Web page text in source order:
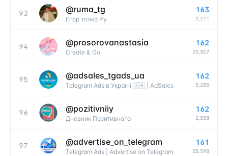
93 @ruma_tg
Егор точка Ру
163
2,211
94 @prosorovanastasia
Create & Go
162
25,507
95 @adsales_tgads_ua
Telegram Ads в Україні 🇺🇦 | AdSales
162
5,285
96 @pozitivniiy
Дневник Позитивного
162
2,858
97 @advertise_on_telegram
Telegram Ads | Advertise on Telegram
161
35,598